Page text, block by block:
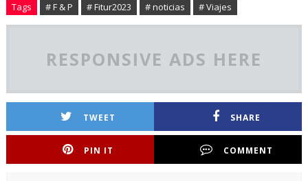
Tags # F & P # Fitur2023 # noticias # Viajes
RESPONSIVE ADS HERE
TWEET SHARE
PIN IT COMMENT